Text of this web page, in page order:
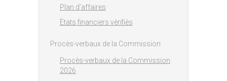
Plan d’affaires
Ètats financiers vèrifiès
Procès-verbaux de la Commission
Procès-verbaux de la Commission
2026